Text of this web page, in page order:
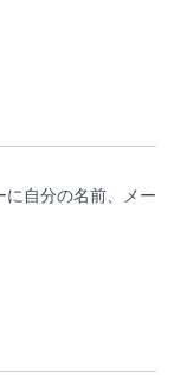
に自分の名前、メー